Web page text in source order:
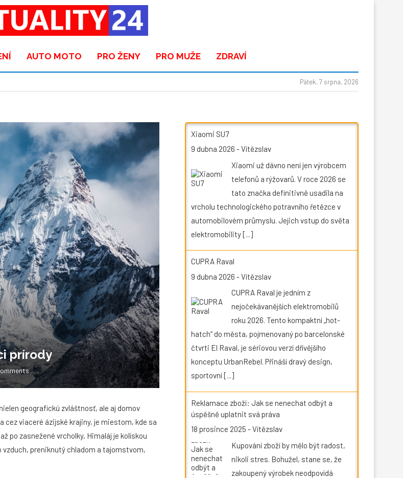
AUTO MOTO PRO ŽENY PRO MUŽE ZDRAVÍ
Pátek, 7 srpna, 2026
prírody
geografickú zvláštnosť, ale aj domov
cez viaceré ázijské krajiny, je miestom, kde sa
po zasnežené vrcholky, Himaláj je kolískou
vzduch, preniknutý chladom a tajomstvom,
Xiaomi SU7
9 dubna 2026 -Vítězslav
Xiaomi už dávno není jen výrobcem
telefonů a rýžovarů. V roce 2026 se
tato značka definitivně usadila na
vrcholu technologického potravního řetězce v
automobilovém průmyslu. Jejich vstup do světa
elektromobility[...]
CUPRA Raval
9 dubna 2026 -Vítězslav
CUPRA Raval je jedním z
nejočekávanějších elektromobilů
roku 2026. Tento kompaktní „hot-
hatch“ do města, pojmenovaný po barcelonské
čtvrti El Raval, je sériovou verzí dřívějšího
konceptu UrbanRebel. Přináší dravý design,
sportovní [...]
Reklamace zboží: Jak se nenechat odbýt a
úspěšně uplatnit svá práva
18 prosince 2025 -Vítězslav
Kupování zboží by mělo být radost,
nikoli stres. Bohužel, stane se, že
zakoupený výrobek neodpovídá